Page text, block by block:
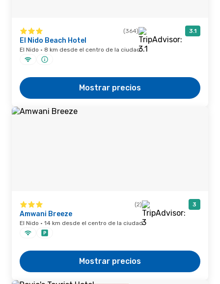
(364) 3.1
El Nido Beach Hotel
El Nido · 8 km desde el centro de la ciudad
Mostrar precios
(2) 3
Amwani Breeze
El Nido · 14 km desde el centro de la ciudad
Mostrar precios